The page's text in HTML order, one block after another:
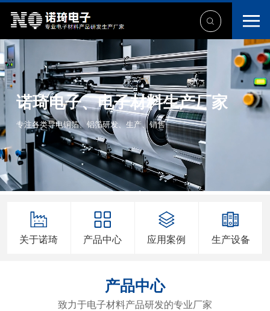
诺琦电子、电子材料生产厂家
专注各类导电铜箔、铝箔研发、生产、销售
关于诺琦 产品中心 应用案例 生产设备
产品中心
致力于电子材料产品研发的专业厂家